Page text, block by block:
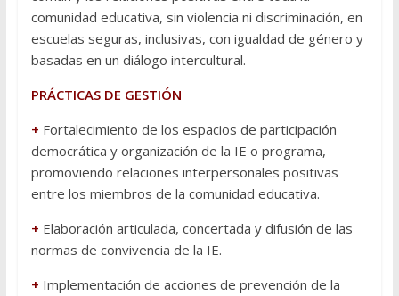
comunidad educativa, sin violencia ni discriminación, en
escuelas seguras, inclusivas, con igualdad de género y
basadas en un diálogo intercultural.
PRÁCTICAS DE GESTIÓN
+ Fortalecimiento de los espacios de participación
democrática y organización de la IE o programa,
promoviendo relaciones interpersonales positivas
entre los miembros de la comunidad educativa.
+ Elaboración articulada, concertada y difusión de las
normas de convivencia de la IE.
+ Implementación de acciones de prevención de la